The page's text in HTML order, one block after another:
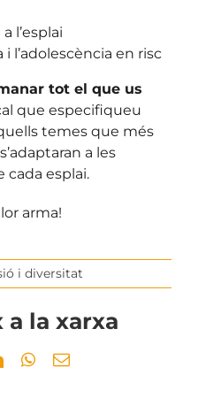
l’esplai
l’adolescència en risc
tot el que us
que especifiqueu
temes que més
a les
cada esplai.
arma!
i diversitat
la xarxa
LinkedInWhatsApp
Email